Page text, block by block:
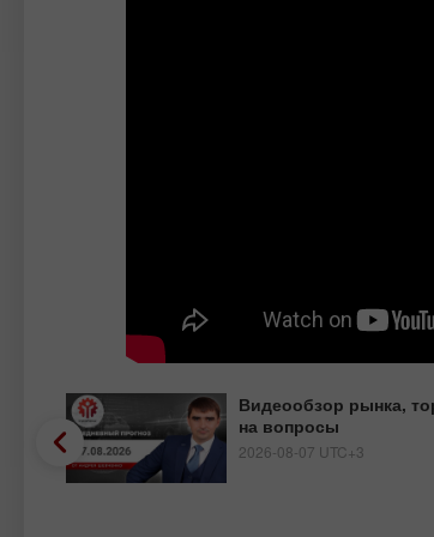
Видеообзор рынка,
на вопросы
2026-08-07 UTC+3